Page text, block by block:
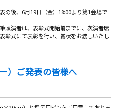
の後、6月19日（金）18:00より第1会場で
頭演者は、表彰式開始前までに、次演者席
彰式にて表彰を行い、賞状をお渡しいたし
）ご発表の皆様へ